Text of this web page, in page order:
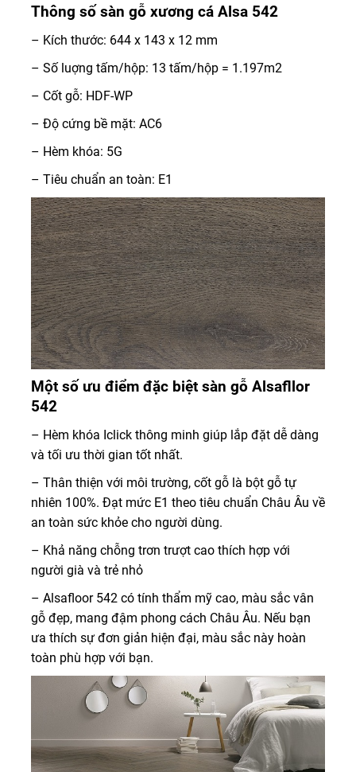
Thông số sàn gỗ xương cá Alsa 542
– Kích thước: 644 x 143 x 12 mm
– Số luợng tấm/hộp: 13 tấm/hộp = 1.197m2
– Cốt gỗ: HDF-WP
– Độ cứng bề mặt: AC6
– Hèm khóa: 5G
– Tiêu chuẩn an toàn: E1
Một số ưu điểm đặc biệt sàn gỗ Alsafllor
542
– Hèm khóa Iclick thông minh giúp lắp đặt dễ dàng
và tối ưu thời gian tốt nhất.
– Thân thiện với môi trường, cốt gỗ là bột gỗ tự
nhiên 100%. Đạt mức E1 theo tiêu chuẩn Châu Âu về
an toàn sức khỏe cho người dùng.
– Khả năng chỗng trơn trượt cao thích hợp với
người già và trẻ nhỏ
– Alsafloor 542 có tính thẩm mỹ cao, màu sắc vân
gỗ đẹp, mang đậm phong cách Châu Âu. Nếu bạn
ưa thích sự đơn giản hiện đại, màu sắc này hoàn
toàn phù hợp với bạn.